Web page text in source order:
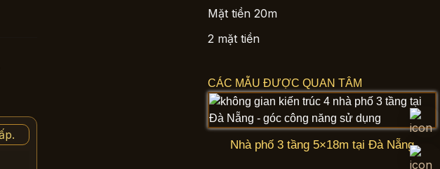
Mặt tiền 20m
2 mặt tiền
CÁC MẪU ĐƯỢC QUAN TÂM
Nhà phố 3 tầng 5×18m tại Đà Nẵng